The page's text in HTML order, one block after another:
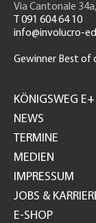
Via Cantonale
T 091 604 64 10
info@involucro-
Gewinner Best of
GH
KÖNIGSWEG E+
NEWS
TERMINE
MEDIEN
IMPRESSUM
JOBS &
E-SHOP